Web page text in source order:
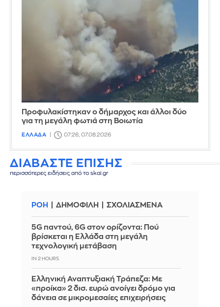
Προφυλακίστηκαν ο δήμαρχος και άλλοι δύο
για τη μεγάλη φωτιά στη Βοιωτία
ΕΛΛΑΔΑ 07:26, 07.08.2026
ΔΙΑΒΑΣΤΕ ΕΠΙΣΗΣ
περισσότερες ειδήσεις από το skai.gr
ΡΟΗ ΔΗΜΟΦΙΛΗ ΣΧΟΛΙΑΣΜΕΝΑ
5G παντού, 6G στον ορίζοντα: Πού
βρίσκεται η Ελλάδα στη μεγάλη
τεχνολογική μετάβαση
IN 2 HOURS
Ελληνική Αναπτυξιακή Τράπεζα: Με
«προίκα» 2 δισ. ευρώ ανοίγει δρόμο για
δάνεια σε μικρομεσαίες επιχειρήσεις